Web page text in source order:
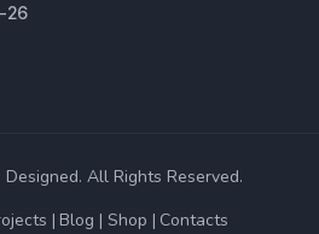
26
All Rights Reserved.
Blog Shop Contacts